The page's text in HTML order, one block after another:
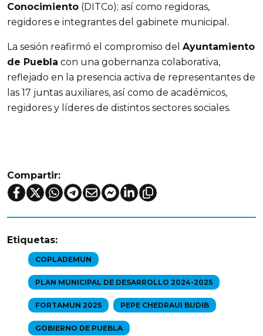
Conocimiento (DITCo); así como regidoras,
regidores e integrantes del gabinete municipal.
La sesión reafirmó el compromiso del Ayuntamiento
de Puebla con una gobernanza colaborativa,
reflejado en la presencia activa de representantes de
las 17 juntas auxiliares, así como de académicos,
regidores y líderes de distintos sectores sociales.
Compartir:
Etiquetas:
COPLADEMUN
PLAN MUNICIPAL DE DESARROLLO 2024-2025
FORTAMUN 2025 PEPE CHEDRAUI BUDIB
GOBIERNO DE PUEBLA